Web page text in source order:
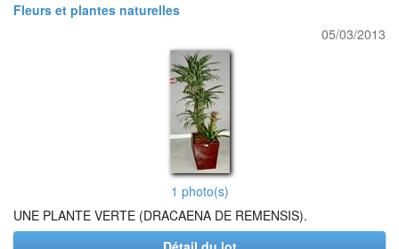
Fleurs et plantes naturelles
05/03/2013
1 photo(s)
UNE PLANTE VERTE (DRACAENA DE REMENSIS).